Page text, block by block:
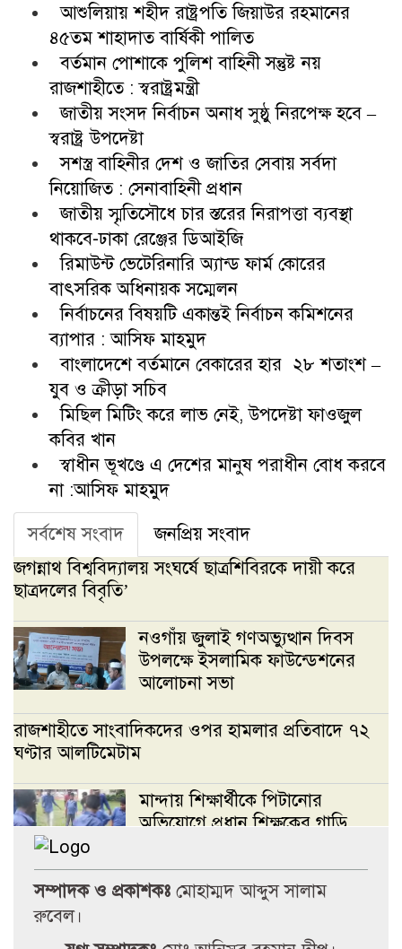
আশুলিয়ায় শহীদ রাষ্ট্রপতি জিয়াউর রহমানের
৪৫তম শাহাদাত বার্ষিকী পালিত
বর্তমান পোশাকে পুলিশ বাহিনী সন্তুষ্ট নয়
রাজশাহীতে : স্বরাষ্ট্রমন্ত্রী
জাতীয় সংসদ নির্বাচন অনাধ সুষ্ঠু নিরপেক্ষ হবে –
স্বরাষ্ট্র উপদেষ্টা
সশস্ত্র বাহিনীর দেশ ও জাতির সেবায় সর্বদা
নিয়োজিত : সেনাবাহিনী প্রধান
জাতীয় স্মৃতিসৌধে চার স্তরের নিরাপত্তা ব্যবস্থা
থাকবে-ঢাকা রেঞ্জের ডিআইজি
রিমাউন্ট ভেটেরিনারি অ্যান্ড ফার্ম কোরের
বাৎসরিক অধিনায়ক সম্মেলন
নির্বাচনের বিষয়টি একান্তই নির্বাচন কমিশনের
ব্যাপার : আসিফ মাহমুদ
বাংলাদেশে বর্তমানে বেকারের হার ২৮ শতাংশ –
যুব ও ক্রীড়া সচিব
মিছিল মিটিং করে লাভ নেই, উপদেষ্টা ফাওজুল
কবির খান
স্বাধীন ভূখণ্ডে এ দেশের মানুষ পরাধীন বোধ করবে
না :আসিফ মাহমুদ
সর্বশেষ সংবাদ
জনপ্রিয় সংবাদ
জগন্নাথ বিশ্ববিদ্যালয় সংঘর্ষে ছাত্রশিবিরকে দায়ী করে
ছাত্রদলের বিবৃতি’
নওগাঁয় জুলাই গণঅভ্যুত্থান দিবস
উপলক্ষে ইসলামিক ফাউন্ডেশনের
আলোচনা সভা
রাজশাহীতে সাংবাদিকদের ওপর হামলার প্রতিবাদে ৭২
ঘণ্টার আলটিমেটাম
মান্দায় শিক্ষার্থীকে পিটানোর
অভিযোগে প্রধান শিক্ষকের গাড়ি
জবিস্থ রিসার্চ সোসাইটির চলমান
সম্পাদক ও প্রকাশকঃমোহাম্মদ আব্দুস সালাম
রুবেল।